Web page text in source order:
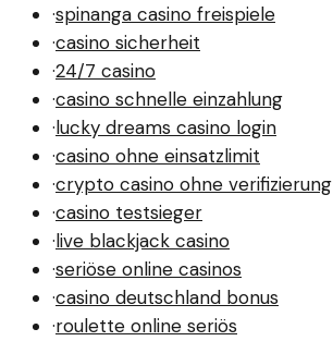
·spinanga casino freispiele
·casino sicherheit
·24/7 casino
·casino schnelle einzahlung
·lucky dreams casino login
·casino ohne einsatzlimit
·crypto casino ohne verifizierung
·casino testsieger
·live blackjack casino
·seriöse online casinos
·casino deutschland bonus
·roulette online seriös